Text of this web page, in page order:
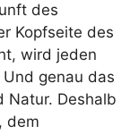
des
Kopfseite des
wird jeden
genau das
Natur. Deshalb
dem